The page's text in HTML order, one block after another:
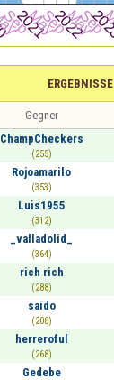
ERGEBNISSE
Gegner
ChampCheckers
(255)
Rojoamarilo
(353)
Luis1955
(312)
_valladolid_
(364)
rich rich
(288)
saido
(208)
herreroful
(268)
Gedebe